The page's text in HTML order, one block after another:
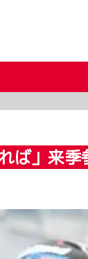
ば」来季